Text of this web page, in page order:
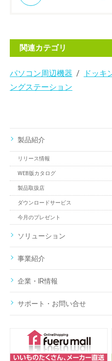
関連カテゴリ
パソコン周辺機器 ドッキ
ングステーション
製品紹介
リリース情報
WEB版カタログ
製品取扱店
ダウンロードサービス
今月のプレゼント
ソリューション
事業紹介
企業・IR情報
サポート・お問い合せ